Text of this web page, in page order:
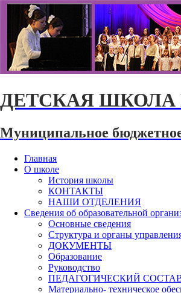
ДЕТСКАЯ ШКОЛА
Муниципальное
Главная
О школе
История школы
КОНТАКТЫ
НАШИ ОТДЕЛЕНИЯ
Сведения об образовательной
Основные сведения
Структура и органы
ДОКУМЕНТЫ
Образование
Руководство
ПЕДАГОГИЧЕСКИЙ
Материально- техническое